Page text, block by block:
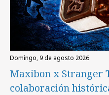
domingo, 9 de agosto 2026
Maxibon x Stranger
colaboración